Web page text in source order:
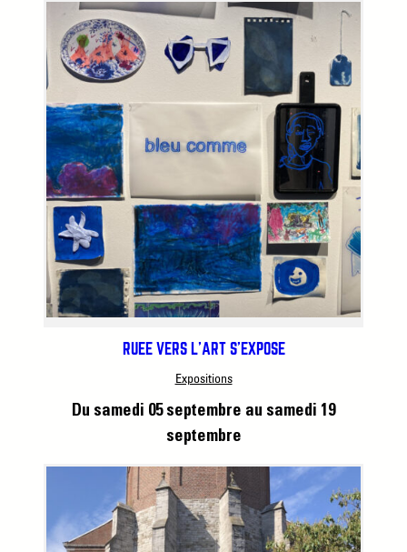
RUÉE VERS L’ART S’EXPOSE
Expositions
Du samedi 05 septembre au samedi 19
septembre